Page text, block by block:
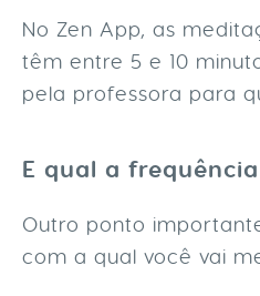
No Zen App, as
têm entre 5 e 10
pela professora para
E qual a
Outro ponto
com a qual você vai